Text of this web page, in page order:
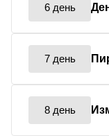
6 день
7 день
8 день